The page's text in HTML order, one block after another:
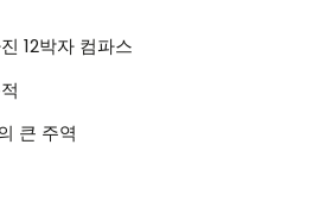
12박자 컴파스
큰 주역